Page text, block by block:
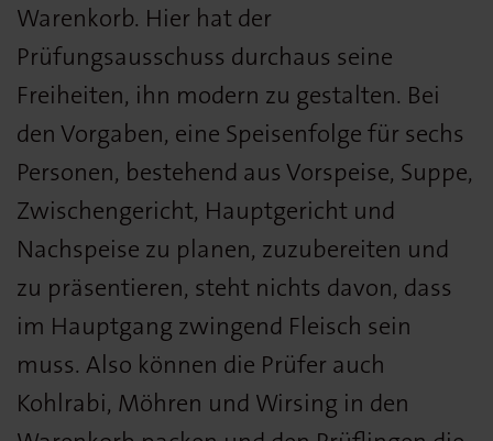
Warenkorb. Hier hat der
Prüfungsausschuss durchaus seine
Freiheiten, ihn modern zu gestalten. Bei
den Vorgaben, eine Speisenfolge für sechs
Personen, bestehend aus Vorspeise, Suppe,
Zwischengericht, Hauptgericht und
Nachspeise zu planen, zuzubereiten und
zu präsentieren, steht nichts davon, dass
im Hauptgang zwingend Fleisch sein
muss. Also können die Prüfer auch
Kohlrabi, Möhren und Wirsing in den